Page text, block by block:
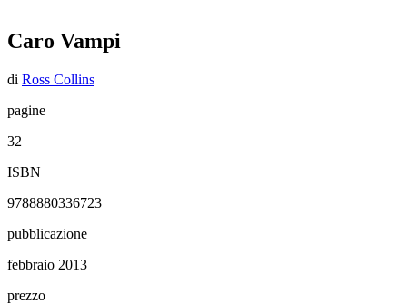
Caro Vampi
di Ross Collins
pagine
32
ISBN
9788880336723
pubblicazione
febbraio 2013
prezzo